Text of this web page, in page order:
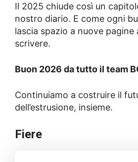
Il 2025 chiude così un
nostro diario. E come ogni
lascia spazio a nuove pagine
scrivere.
Buon 2026 da tutto il team
Continuiamo a costruire il
dell’estrusione, insieme.
Fiere